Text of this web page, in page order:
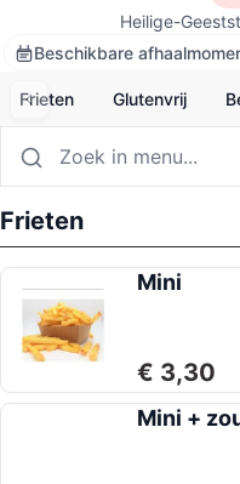
Heilige-
Beschikbare
Frieten Glutenvrij
Frieten
Mini
€ 3,30
Mini +